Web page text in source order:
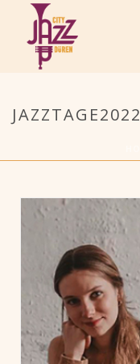
JAZZTAGE2022